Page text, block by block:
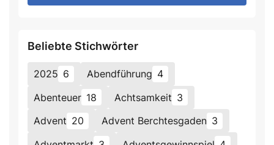
Beliebte Stichwörter
2025 6 Abendführung 4
Abenteuer 18 Achtsamkeit 3
Advent 20 Advent Berchtesgaden 3